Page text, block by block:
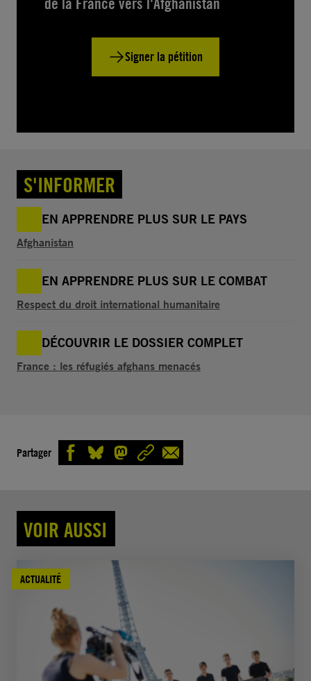
Signer la pétition
S'INFORMER
EN APPRENDRE PLUS SUR LE PAYS
Afghanistan
EN APPRENDRE PLUS SUR LE COMBAT
Respect du droit international humanitaire
DÉCOUVRIR LE DOSSIER COMPLET
France : les réfugiés afghans menacés
Partager
VOIR AUSSI
ACTUALITÉ